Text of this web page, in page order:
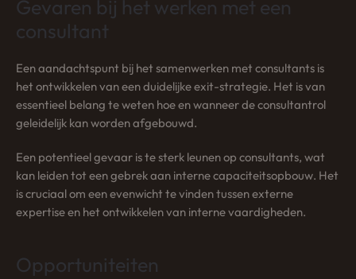
Gevaren bij het werken met een
consultant
Een aandachtspunt bij het samenwerken met consultants is
het ontwikkelen van een duidelijke exit-strategie. Het is van
essentieel belang te weten hoe en wanneer de consultantrol
geleidelijk kan worden afgebouwd.
Een potentieel gevaar is te sterk leunen op consultants, wat
kan leiden tot een gebrek aan interne capaciteitsopbouw. Het
is cruciaal om een evenwicht te vinden tussen externe
expertise en het ontwikkelen van interne vaardigheden.
Opportuniteiten